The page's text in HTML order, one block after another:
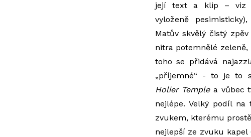
její text a klip – viz
vyloženě
Matův skvělý čistý
nitra potemnělé zeleně,
toho se přidává
„příjemné“ - to je to
Holier Templea vůbec
nejlépe. Velký podíl
zvukem, kterému
nejlepší ze zvuku